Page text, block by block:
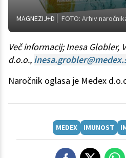
MAGNEZIJ+D FOTO: Arhiv
Več informacij; Inesa Globler,
d.o.o.,
Naročnik oglasa je Medex
MEDEX IMUNOST